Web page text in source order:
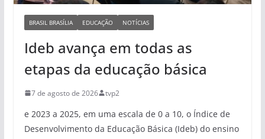
BRASIL BRASÍLIA EDUCAÇÃO NOTÍCIAS
Ideb avança em todas as
etapas da educação básica
7 de agosto de 2026 tvp2
e 2023 a 2025, em uma escala de 0 a 10, o Índice de
Desenvolvimento da Educação Básica (Ideb) do ensino